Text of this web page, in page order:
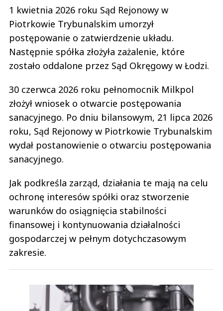
1 kwietnia 2026 roku Sąd Rejonowy w
Piotrkowie Trybunalskim umorzył
postępowanie o zatwierdzenie układu.
Następnie spółka złożyła zażalenie, które
zostało oddalone przez Sąd Okręgowy w Łodzi.
30 czerwca 2026 roku pełnomocnik Milkpol
złożył wniosek o otwarcie postępowania
sanacyjnego. Po dniu bilansowym, 21 lipca 2026
roku, Sąd Rejonowy w Piotrkowie Trybunalskim
wydał postanowienie o otwarciu postępowania
sanacyjnego.
Jak podkreśla zarząd, działania te mają na celu
ochronę interesów spółki oraz stworzenie
warunków do osiągnięcia stabilności
finansowej i kontynuowania działalności
gospodarczej w pełnym dotychczasowym
zakresie.